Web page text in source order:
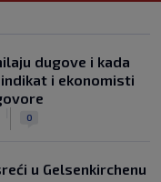
| 0
obećani novac
Svjetskog
dugove i kada
i ekonomisti
0
u Gelsenkirchenu